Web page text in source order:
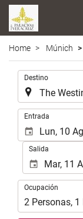
Home Múnich
Introduzca
lugar
de
destino
en
que
realizar
búsqueda
de
Destino
Introduzca
las
fechas
inicio
fin
para
realizar
Entrada
Salida
Ocupación
Ocupación
2 Personas, 1